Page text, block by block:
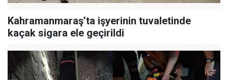
Kahramanmaraş’ta işyerinin tuvaletinde
kaçak sigara ele geçirildi